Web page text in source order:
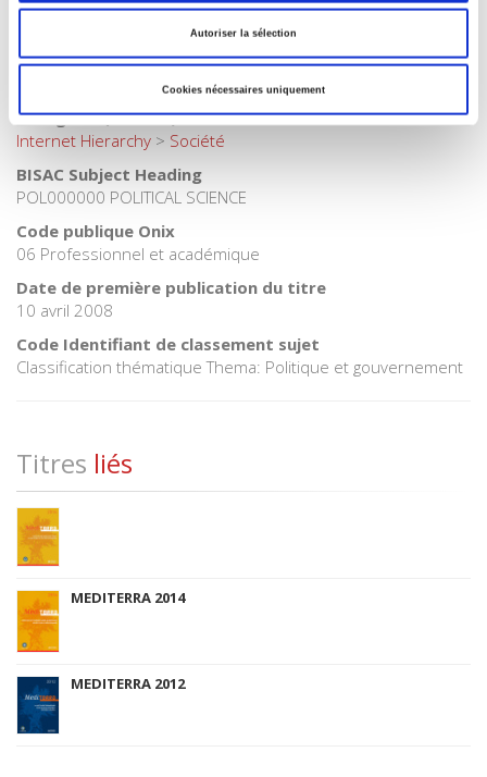
Autoriser la sélection
Cookies nécessaires uniquement
Catégorie (éditeur)
International
Catégorie (éditeur)
>Politique
Catégorie (éditeur)
Internet Hierarchy > Société
BISAC Subject Heading
POL000000 POLITICAL SCIENCE
Code publique Onix
06 Professionnel et académique
Date de première publication du titre
10 avril 2008
Code Identifiant de classement sujet
Classification thématique Thema: Politique et gouvernement
Titres liés
MEDITERRA 2014
MEDITERRA 2012